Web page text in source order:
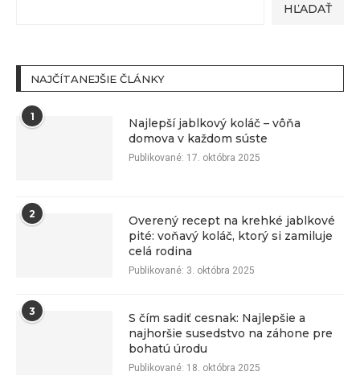
HĽADAŤ
NAJČÍTANEJŠIE ČLÁNKY
1
Najlepší jablkový koláč – vôňa
domova v každom súste
Publikované: 17. októbra 2025
2
Overený recept na krehké jablkové
pité: voňavý koláč, ktorý si zamiluje
celá rodina
Publikované: 3. októbra 2025
3
S čím sadiť cesnak: Najlepšie a
najhoršie susedstvo na záhone pre
bohatú úrodu
Publikované: 18. októbra 2025